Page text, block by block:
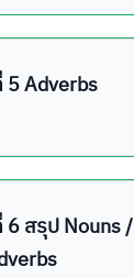
5 Adverbs
6 สรุป Nouns /